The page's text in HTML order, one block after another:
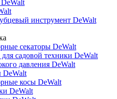
инструмент DeWalt
секаторы DeWalt
садовой техники DeWalt
давления DeWalt
DeWalt
косы DeWalt
DeWalt